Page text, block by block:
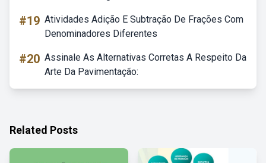
#19 Atividades Adição E Subtração De Frações Com
Denominadores Diferentes
#20 Assinale As Alternativas Corretas A Respeito Da
Arte Da Pavimentação:
Related Posts